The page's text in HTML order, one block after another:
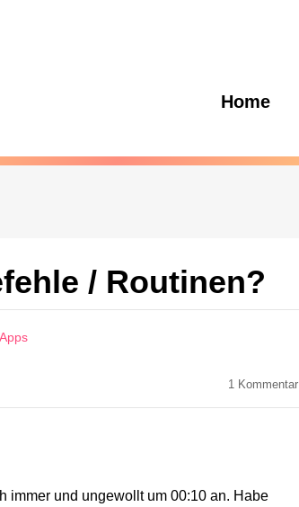
Home
/ Routinen?
1 Kommentar
immer und ungewollt um 00:10 an. Habe